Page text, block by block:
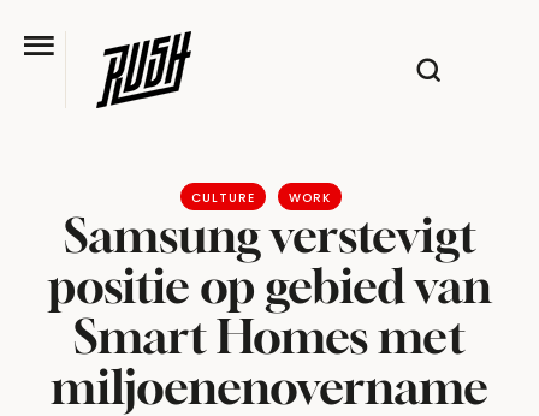
CULTURE WORK
Samsung verstevigt
positie op gebied van
Smart Homes met
miljoenenovername